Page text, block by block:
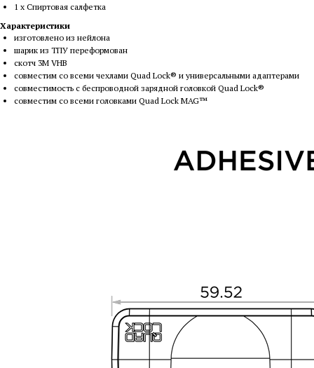
1 х Спиртовая салфетка
Характеристики
изготовлено из нейлона
шарик из ТПУ переформован
скотч 3M VHB
совместим со всеми чехлами Quad Lock® и универсальными адаптерами
совместимость с беспроводной зарядной головкой Quad Lock®
совместим со всеми головками Quad Lock MAG™